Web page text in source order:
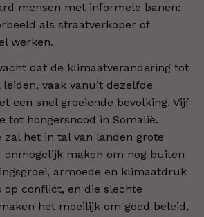
mensen met informele banen:
als straatverkoper of
werken.
dat de klimaatverandering tot
vaak vanuit dezelfde
een snel groeiende bevolking. Vijf
tot hongersnood in Somalië.
zal het in tal van landen grote
onmogelijk maken om nog buiten
armoede en klimaatdruk
op conflict, en die slechte
het moeilijk om goed beleid,